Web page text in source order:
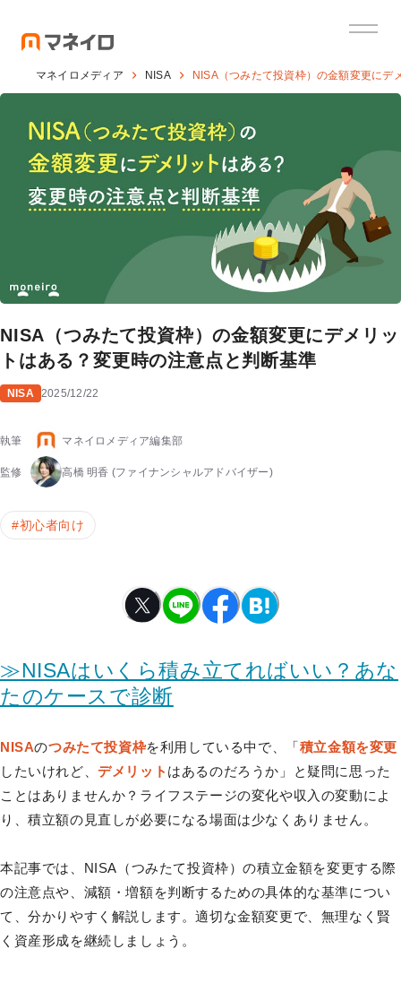
マネイロメディア NISA NISA（つみたて投資枠）の金額変更にデ
NISA（つみたて投資枠）の金額変更にデメリッ
トはある？変更時の注意点と判断基準
NISA 2025/12/22
執筆 マネイロメディア編集部
監修 高橋 明香 (ファイナンシャルアドバイザー)
#初心者向け
≫NISAはいくら積み立てればいい？あな
たのケースで診断
NISAのつみたて投資枠を利用している中で、「積立金額を変更
したいけれど、デメリット はあるのだろうか」と疑問に思った
ことはありませんか？ライフステージの変化や収入の変動によ
り、積立額の見直しが必要になる場面は少なくありません。
本記事では、NISA（つみたて投資枠）の積立金額を変更する際
の注意点や、減額・増額を判断するための具体的な基準につい
て、分かりやすく解説します。適切な金額変更で、無理なく賢
く資産形成を継続しましょう。